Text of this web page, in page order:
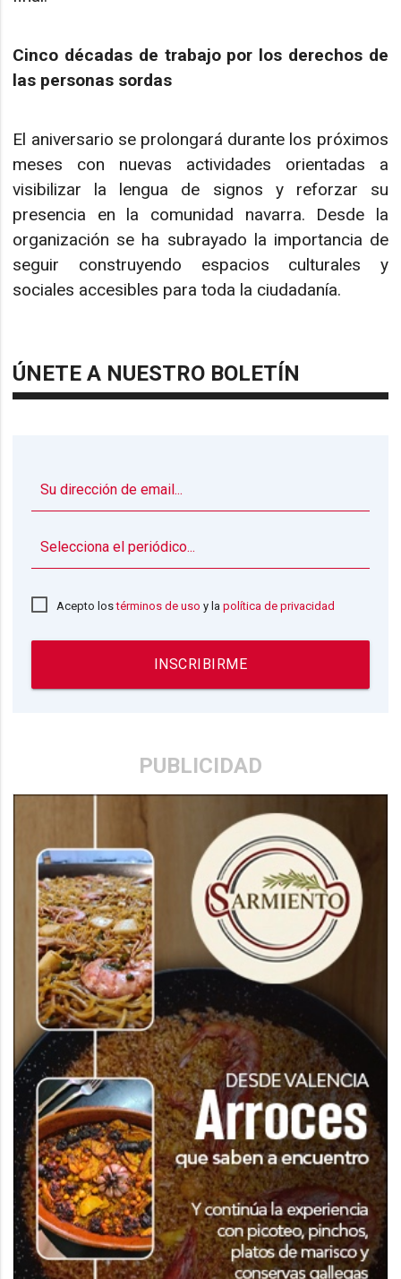
Cinco décadas de trabajo por los derechos de
las personas sordas
El aniversario se prolongará durante los próximos
meses con nuevas actividades orientadas a
visibilizar la lengua de signos y reforzar su
presencia en la comunidad navarra. Desde la
organización se ha subrayado la importancia de
seguir construyendo espacios culturales y
sociales accesibles para toda la ciudadanía.
ÚNETE A NUESTRO BOLETÍN
Acepto lostérminos de uso y lapolítica de privacidad
INSCRIBIRME
PUBLICIDAD